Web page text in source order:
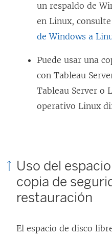
un respaldo de
en Linux, consulte
de Windows a
Puede usar una
con Tableau
Tableau Server o
operativo Linux
Uso del
copia de
restauración
El espacio de disco